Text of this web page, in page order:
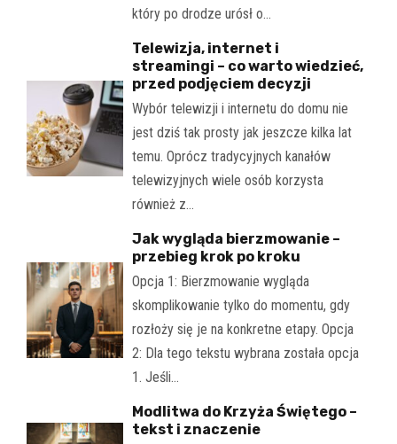
który po drodze urósł o…
Telewizja, internet i
streamingi – co warto wiedzieć,
przed podjęciem decyzji
Wybór telewizji i internetu do domu nie
jest dziś tak prosty jak jeszcze kilka lat
temu. Oprócz tradycyjnych kanałów
telewizyjnych wiele osób korzysta
również z…
Jak wygląda bierzmowanie –
przebieg krok po kroku
Opcja 1: Bierzmowanie wygląda
skomplikowanie tylko do momentu, gdy
rozłoży się je na konkretne etapy. Opcja
2: Dla tego tekstu wybrana została opcja
1. Jeśli…
Modlitwa do Krzyża Świętego –
tekst i znaczenie